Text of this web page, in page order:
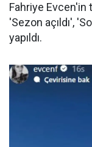
Fahriye Evcen'in
'Sezon açıldı',
yapıldı.